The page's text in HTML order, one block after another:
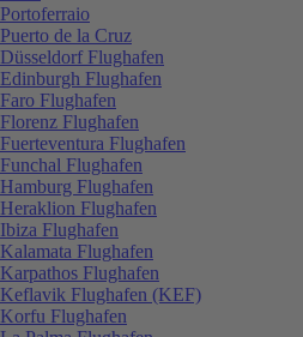
Portoferraio
Puerto de la Cruz
Düsseldorf Flughafen
Edinburgh Flughafen
Faro Flughafen
Florenz Flughafen
Fuerteventura Flughafen
Funchal Flughafen
Hamburg Flughafen
Heraklion Flughafen
Ibiza Flughafen
Kalamata Flughafen
Karpathos Flughafen
Keflavik Flughafen (KEF)
Korfu Flughafen